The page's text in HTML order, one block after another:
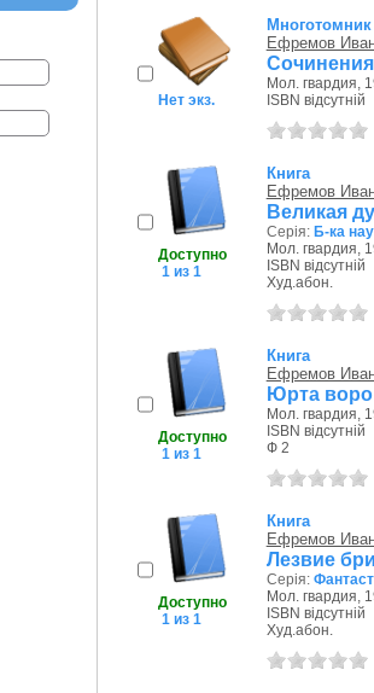
Нет экз.
Многотомник
Ефремов
Мол. гвардия,
ISBN відсутній
Доступно
1 из 1
Книга
Ефремов
Великая
Серія: Б-ка
Мол. гвардия,
ISBN відсутній
Худ.абон.
Доступно
1 из 1
Книга
Ефремов
Юрта
Мол. гвардия,
ISBN відсутній
Ф 2
Доступно
1 из 1
Книга
Ефремов
Лезвие
Серія:
Мол. гвардия,
ISBN відсутній
Худ.абон.